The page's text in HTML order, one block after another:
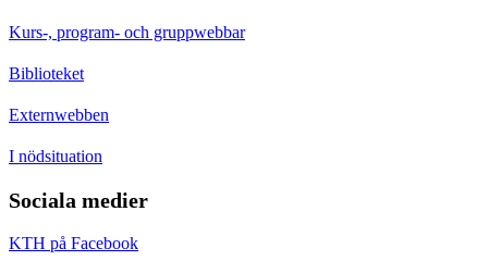
Kurs-, program- och gruppwebbar
Biblioteket
Externwebben
I nödsituation
Sociala medier
KTH på Facebook